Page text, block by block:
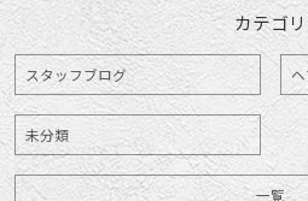
カテゴリ
スタッフブログ
未分類
一覧